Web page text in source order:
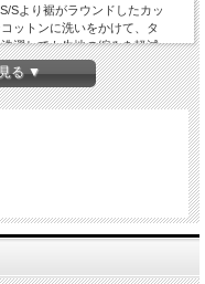
Sより裾がラウンドしたカッ
ットンに洗いをかけて、タ
濯しても生地の縮みを軽減
地の表情は、シルクの様な
やかな肌触りは、是非とも
い詰まりすぎてないネック
ンを削ぎ落して、シンプル
で兼用も可能です。
る ▼